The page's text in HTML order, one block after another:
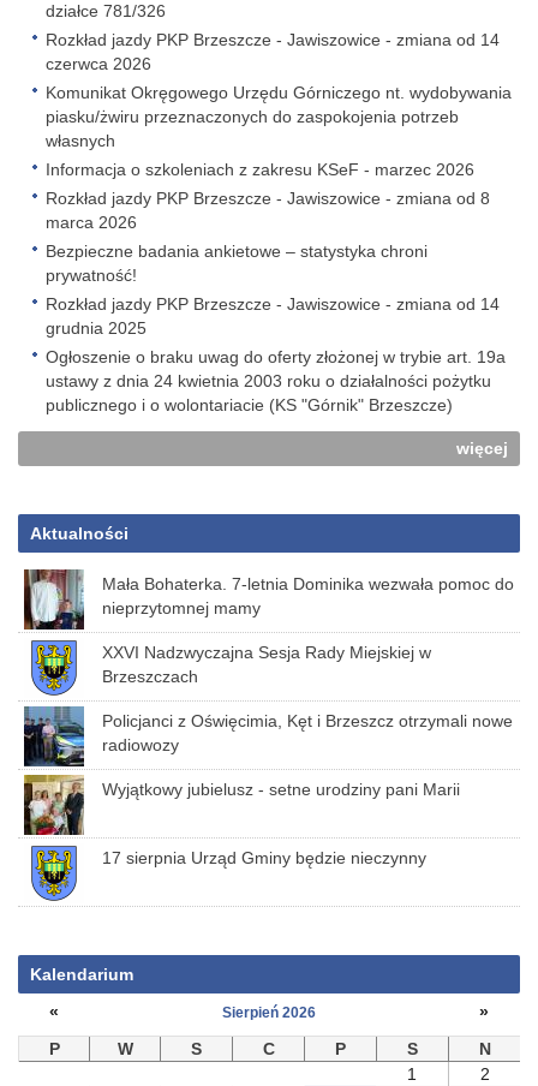
działce 781/326
Rozkład jazdy PKP Brzeszcze - Jawiszowice - zmiana od 14
czerwca 2026
Komunikat Okręgowego Urzędu Górniczego nt. wydobywania
piasku/żwiru przeznaczonych do zaspokojenia potrzeb
własnych
Informacja o szkoleniach z zakresu KSeF - marzec 2026
Rozkład jazdy PKP Brzeszcze - Jawiszowice - zmiana od 8
marca 2026
Bezpieczne badania ankietowe – statystyka chroni
prywatność!
Rozkład jazdy PKP Brzeszcze - Jawiszowice - zmiana od 14
grudnia 2025
Ogłoszenie o braku uwag do oferty złożonej w trybie art. 19a
ustawy z dnia 24 kwietnia 2003 roku o działalności pożytku
publicznego i o wolontariacie (KS "Górnik" Brzeszcze)
więcej
Aktualności
Mała Bohaterka. 7-letnia Dominika wezwała pomoc do
nieprzytomnej mamy
XXVI Nadzwyczajna Sesja Rady Miejskiej w
Brzeszczach
Policjanci z Oświęcimia, Kęt i Brzeszcz otrzymali nowe
radiowozy
Wyjątkowy jubielusz - setne urodziny pani Marii
17 sierpnia Urząd Gminy będzie nieczynny
Kalendarium
«
Sierpień 2026
»
P
W S C P S
N
1
2